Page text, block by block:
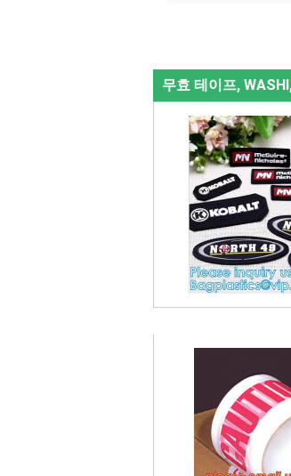
무효 테이프,